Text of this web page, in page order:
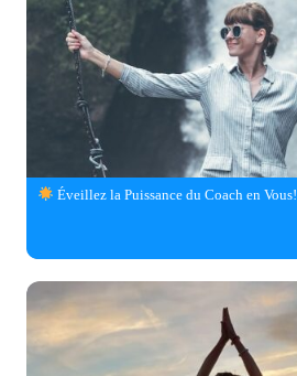
Éveillez la Puissance du Coach en Vous!